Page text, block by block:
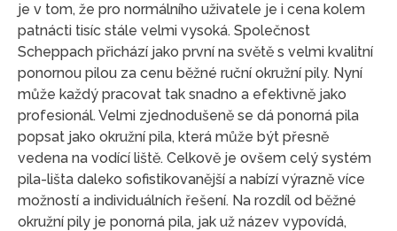
je v tom, že pro normálního uživatele je i cena kolem
patnácti tisíc stále velmi vysoká. Společnost
Scheppach přichází jako první na světě s velmi kvalitní
ponornou pilou za cenu běžné ruční okružní pily. Nyní
může každý pracovat tak snadno a efektivně jako
profesionál. Velmi zjednodušeně se dá ponorná pila
popsat jako okružní pila, která může být přesně
vedena na vodící liště. Celkově je ovšem celý systém
pila-lišta daleko sofistikovanější a nabízí výrazně více
možností a individuálních řešení. Na rozdíl od běžné
okružní pily je ponorná pila, jak už název vypovídá,